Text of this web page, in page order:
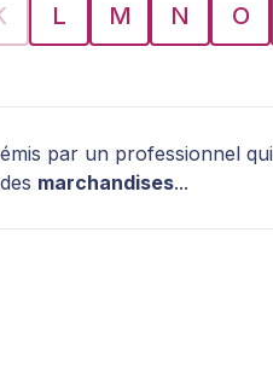
L M N O
par un professionnel qui
marchandises...